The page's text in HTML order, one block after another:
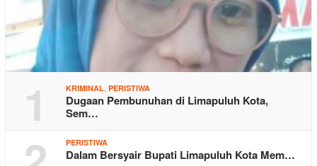
1 KRIMINAL, PERISTIWA
Dugaan Pembunuhan di Limapuluh Kota,
Sem…
PERISTIWA
Dalam Bersyair Bupati Limapuluh Kota Mem…